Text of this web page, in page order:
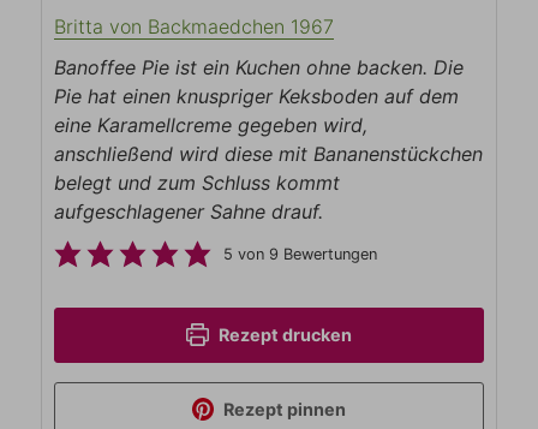
Britta von Backmaedchen 1967
Banoffee Pie ist ein Kuchen ohne backen. Die
Pie hat einen knuspriger Keksboden auf dem
eine Karamellcreme gegeben wird,
anschließend wird diese mit Bananenstückchen
belegt und zum Schluss kommt
aufgeschlagener Sahne drauf.
5 von 9 Bewertungen
Rezept drucken
Rezept pinnen